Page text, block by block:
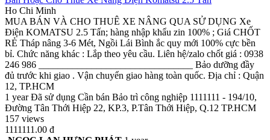
Ho Chi Minh
MUA BÁN VÀ CHO THUÊ XE NÂNG QUA SỬ DỤNG Xe
Điện KOMATSU 2.5 Tấn; hàng nhập khẩu zin 100% ; Giá CHỐT
RẺ Tháp nâng 3-6 Mét, Ngồi Lái Bình ắc quy mới 100% cực bền
bỉ. Chức năng khác : Lắp theo yêu cầu. Liên hệ/zalo chốt giá : 0938
246 986 ________________________________ Bảo dưỡng đầy
đủ trước khi giao . Vận chuyển giao hàng toàn quốc. Địa chỉ : Quận
12, TP.HCM
1 year Đã sử dụng Cần bán Bảo trì công nghiệp 1111111 - 194/10,
Đường Tân Thới Hiệp 22, KP.3, P.Tân Thới Hiệp, Q.12 TP.HCM
157 views
1111111.00 đ